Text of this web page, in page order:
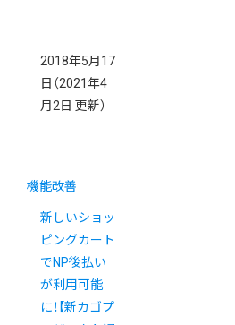
2018年5月17
日 （2021年4
月2日 更新）
機能改善
新しいショッ
ピングカート
でNP後払い
が利用可能
に！【新カゴプ